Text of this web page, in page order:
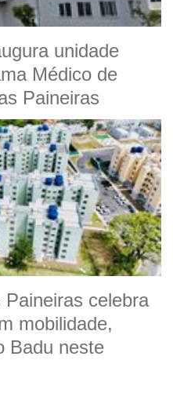
unidade
Médico de
Paineiras
celebra
mobilidade,
Badu neste